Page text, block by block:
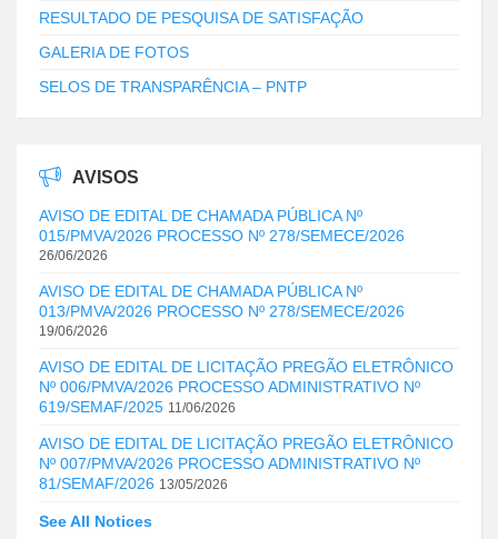
RESULTADO DE PESQUISA DE SATISFAÇÃO
GALERIA DE FOTOS
SELOS DE TRANSPARÊNCIA – PNTP
AVISOS
AVISO DE EDITAL DE CHAMADA PÚBLICA Nº
015/PMVA/2026 PROCESSO Nº 278/SEMECE/2026
26/06/2026
AVISO DE EDITAL DE CHAMADA PÚBLICA Nº
013/PMVA/2026 PROCESSO Nº 278/SEMECE/2026
19/06/2026
AVISO DE EDITAL DE LICITAÇÃO PREGÃO ELETRÔNICO
Nº 006/PMVA/2026 PROCESSO ADMINISTRATIVO Nº
619/SEMAF/2025 11/06/2026
AVISO DE EDITAL DE LICITAÇÃO PREGÃO ELETRÔNICO
Nº 007/PMVA/2026 PROCESSO ADMINISTRATIVO Nº
81/SEMAF/2026 13/05/2026
See All Notices